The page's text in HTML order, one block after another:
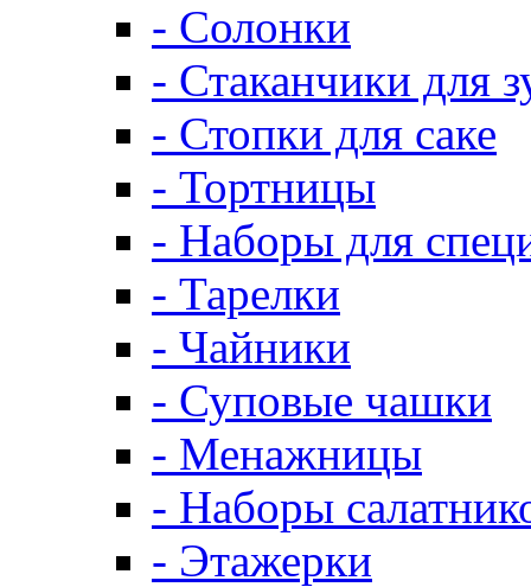
- Солонки
- Стаканчики для
- Стопки для саке
- Тортницы
- Наборы для
- Тарелки
- Чайники
- Суповые чашки
- Менажницы
- Наборы
- Этажерки